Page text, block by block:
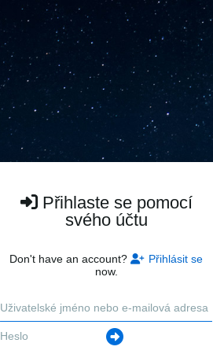
Přihlaste se pomocí
svého účtu
Don't have an account?
Přihlásit se
now.